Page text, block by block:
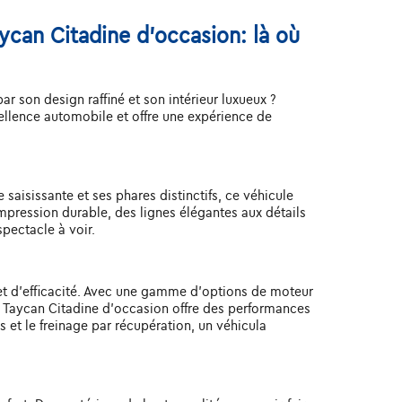
Citadine d'occasion: là où
son design raffiné et son intérieur luxueux ?
automobile et offre une expérience de
saisissante et ses phares distinctifs, ce véhicule
durable, des lignes élégantes aux détails
à voir.
d'efficacité. Avec une gamme d'options de moteur
Citadine d'occasion offre des performances
et le freinage par récupération, un véhicula